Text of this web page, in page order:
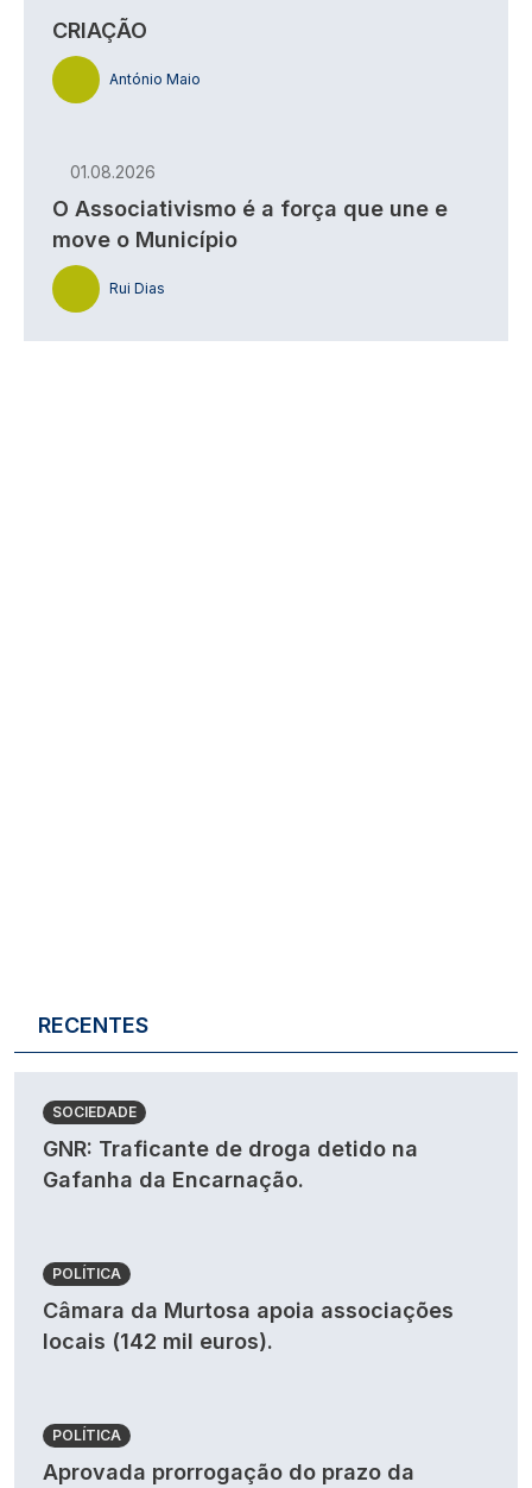
CRIAÇÃO
António Maio
01.08.2026
O Associativismo é a força que une e
move o Município
Rui Dias
RECENTES
SOCIEDADE
GNR: Traficante de droga detido na
Gafanha da Encarnação.
POLÍTICA
Câmara da Murtosa apoia associações
locais (142 mil euros).
POLÍTICA
Aprovada prorrogação do prazo da